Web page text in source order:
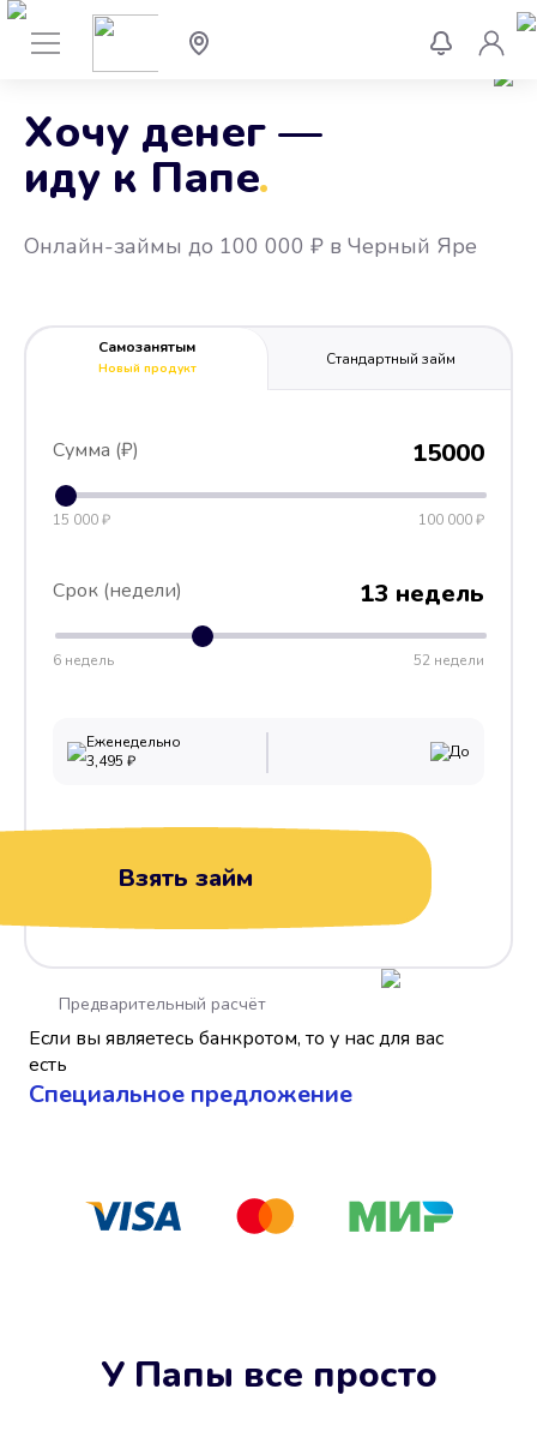
Хочу денег —
иду к Папе
.
Онлайн-займы до 100 000 ₽ в Черный Яре
Самозанятым
Новый продукт
Стандартный займ
Сумма (₽) 15000
15 000 ₽ 100 000 ₽
Срок (недели) 13 недель
6 недель 52 недели
Еженедельно
3,495 ₽ До
Взять займ
Если вы являетесь банкротом, то у нас для вас
есть
Cпециальное предложение
Предварительный расчёт
У Папы все просто